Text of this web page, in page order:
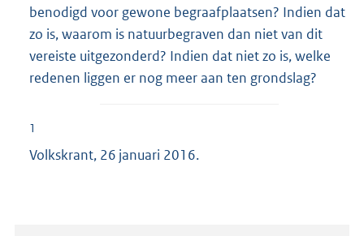
benodigd voor gewone begraafplaatsen? Indien dat
zo is, waarom is natuurbegraven dan niet van dit
vereiste uitgezonderd? Indien dat niet zo is, welke
redenen liggen er nog meer aan ten grondslag?
1
Volkskrant, 26 januari 2016.